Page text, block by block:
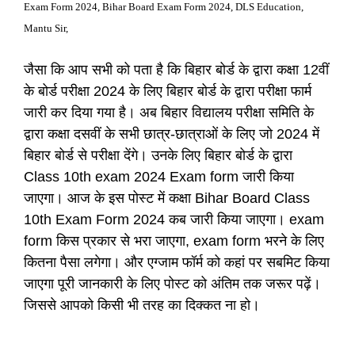
Exam Form 2024, Bihar Board Exam Form 2024, DLS Education,
Mantu Sir,
जैसा कि आप सभी को पता है कि बिहार बोर्ड के द्वारा कक्षा 12वीं
के बोर्ड परीक्षा 2024 के लिए बिहार बोर्ड के द्वारा परीक्षा फार्म
जारी कर दिया गया है। अब बिहार विद्यालय परीक्षा समिति के
द्वारा कक्षा दसवीं के सभी छात्र-छात्राओं के लिए जो 2024 में
बिहार बोर्ड से परीक्षा देंगे। उनके लिए बिहार बोर्ड के द्वारा
Class 10th exam 2024 Exam form जारी किया
जाएगा। आज के इस पोस्ट में कक्षा Bihar Board Class
10th Exam Form 2024 कब जारी किया जाएगा। exam
form किस प्रकार से भरा जाएगा, exam form भरने के लिए
कितना पैसा लगेगा। और एग्जाम फॉर्म को कहां पर सबमिट किया
जाएगा पूरी जानकारी के लिए पोस्ट को अंतिम तक जरूर पढ़ें।
जिससे आपको किसी भी तरह का दिक्कत ना हो।